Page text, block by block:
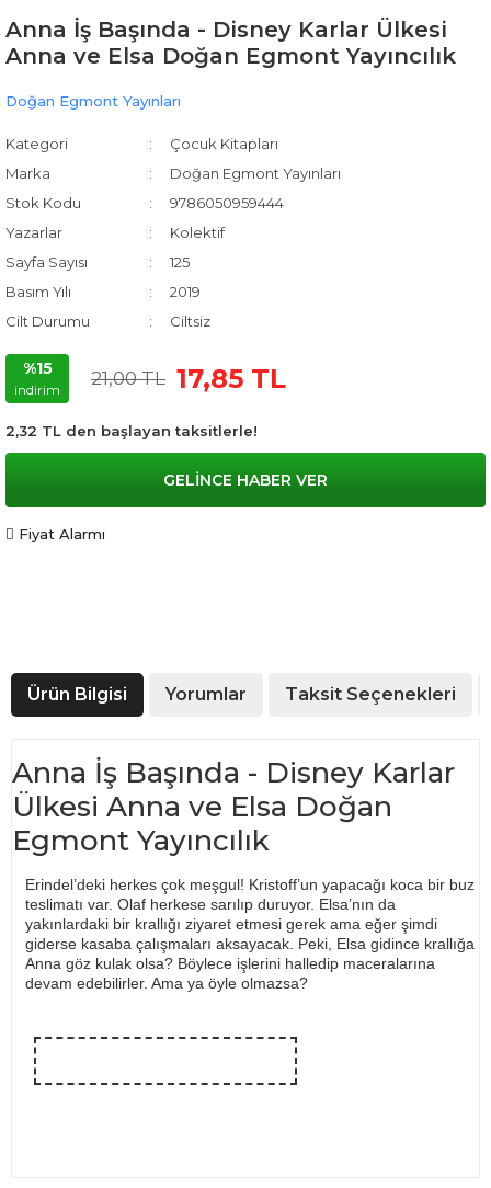
Anna İş Başında - Disney Karlar Ülkesi
Anna ve Elsa Doğan Egmont Yayıncılık
Doğan Egmont Yayınları
Kategori
Çocuk Kitapları
Marka
Doğan Egmont Yayınları
Stok Kodu
9786050959444
Yazarlar
Kolektif
Sayfa Sayısı
125
Basım Yılı
2019
Cilt Durumu
Ciltsiz
%15
indirim
21,00 TL 17,85 TL
2,32 TL den başlayan taksitlerle!
GELİNCE HABER VER
Fiyat Alarmı
Ürün Bilgisi Yorumlar Taksit Seçenekleri
Anna İş Başında - Disney Karlar
Ülkesi Anna ve Elsa Doğan
Egmont Yayıncılık
Erindel’deki herkes çok meşgul! Kristoff’un yapacağı koca bir buz
teslimatı var. Olaf herkese sarılıp duruyor. Elsa’nın da
yakınlardaki bir krallığı ziyaret etmesi gerek ama eğer şimdi
giderse kasaba çalışmaları aksayacak. Peki, Elsa gidince krallığa
Anna göz kulak olsa? Böylece işlerini halledip maceralarına
devam edebilirler. Ama ya öyle olmazsa?